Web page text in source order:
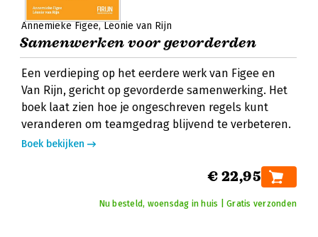
Annemieke Figee Léonie van Rijn
Samenwerken voor gevorderden
Een verdieping op het eerdere werk van Figee en
Van Rijn, gericht op gevorderde samenwerking. Het
boek laat zien hoe je ongeschreven regels kunt
veranderen om teamgedrag blijvend te verbeteren.
Boek bekijken
€ 22,95
Nu besteld, woensdag in huis | Gratis verzonden